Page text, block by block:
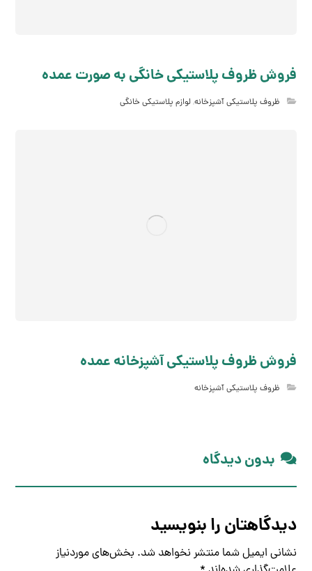
فروش ظروف پلاستیکی خانگی به صورت عمده
ظروف پلاستیکی آشپزخانه,لوازم پلاستیکی خانگی
فروش ظروف پلاستیکی آشپزخانه عمده
ظروف پلاستیکی آشپزخانه
بدون دیدگاه
دیدگاهتان را بنویسید
نشانی ایمیل شما منتشر نخواهد شد. بخش‌های موردنیاز